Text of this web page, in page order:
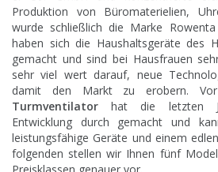
Produktion von Büromaterielien,
wurde schließlich die Marke
haben sich die Haushaltsgeräte des
gemacht und sind bei Hausfrauen
sehr viel wert darauf, neue
damit den Markt zu erobern.
Turmventilator hat die letzten
Entwicklung durch gemacht und
leistungsfähige Geräte und einem
folgenden stellen wir Ihnen fünf